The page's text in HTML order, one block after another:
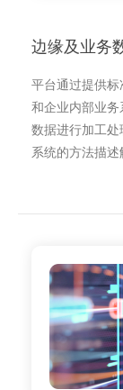
边缘及业务
平台通过提供
和企业内部业
数据进行加工
系统的方法描述